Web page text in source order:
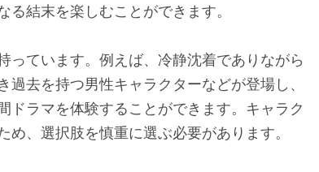
結末を楽しむことができます。
ています。例えば、冷静沈着でありながら
去を持つ男性キャラクターなどが登場し、
ドラマを体験することができます。キャラク
、選択肢を慎重に選ぶ必要があります。